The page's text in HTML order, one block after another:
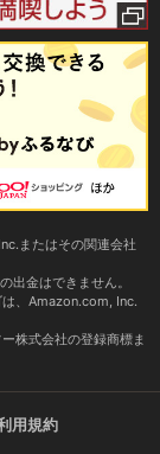
またはその関連会社
出金はできません。
、Amazon.com, Inc.
株式会社の登録商標ま
用規約